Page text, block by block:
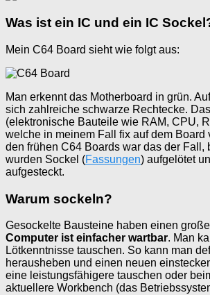
Was ist ein IC und ein IC
Mein C64 Board sieht wie folgt aus:
Man erkennt das Motherboard in grün.
sich zahlreiche schwarze Rechtecke.
(elektronische Bauteile wie RAM, CPU,
welche in meinem Fall fix auf dem Board
den frühen C64 Boards war das der Fall,
wurden Sockel (Fassungen) aufgelötet
aufgesteckt.
Warum sockeln?
Gesockelte Bausteine haben einen
Computer ist einfacher wartbar. Man
Lötkenntnisse tauschen. So kann man
herausheben und einen neuen
eine leistungsfähigere tauschen oder
aktuellere Workbench (das